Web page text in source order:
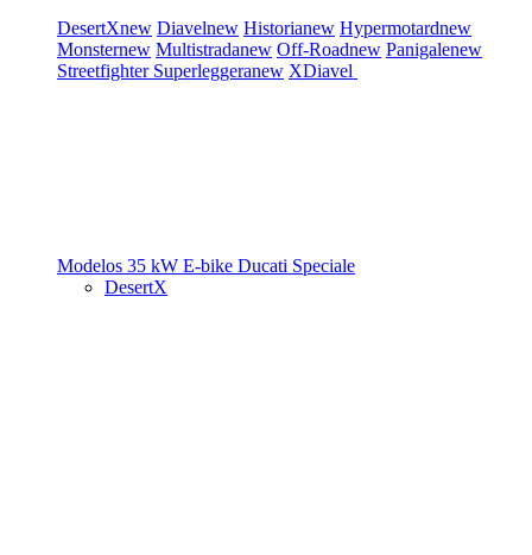
DesertXnew Diavelnew Historianew Hypermotardnew
Monsternew Multistradanew Off-Roadnew Panigalenew
Streetfighter Superleggeranew XDiavel
Modelos 35 kW E-bike Ducati Speciale
DesertX